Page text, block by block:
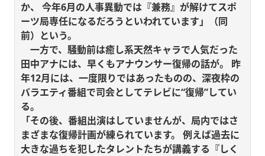
か、 今年6月の人事異動では『兼務』が解けてスポ
ーツ局専任になるだろうといわれています」（同
前）という。
一方で、騒動前は癒し系天然キャラで人気だった
田中アナには、早くもアナウンサー復帰の話が。 昨
年12月には、一度限りではあったものの、深夜枠の
バラエティ番組で司会としてテレビに“復帰”してい
る。
「その後、番組出演はしていませんが、局内ではさ
まざまな復帰計画が練られています。 例えば過去に
大きな過ちを犯したタレントたちが講義する『しく